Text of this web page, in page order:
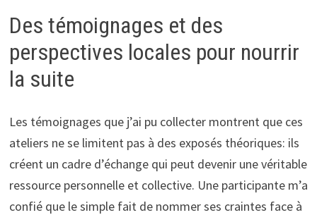
Des témoignages et des
perspectives locales pour nourrir
la suite
Les témoignages que j’ai pu collecter montrent que ces
ateliers ne se limitent pas à des exposés théoriques: ils
créent un cadre d’échange qui peut devenir une véritable
ressource personnelle et collective. Une participante m’a
confié que le simple fait de nommer ses craintes face à